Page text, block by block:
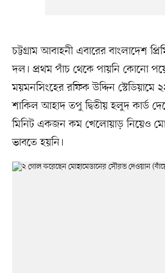
চট্টগ্রাম আবাহনী এবারের বাংলাদেশ
দল। প্রথম পাঁচ থেকে পায়নি কোনো
ময়মনসিংহের রফিক উদ্দিন স্টেডিয়ামে
শাকিল আহাদ তপু দ্বিতীয় হলুদ কার্ড
মিনিট একজন কম খেলোয়াড় নিয়েও
ভাবতে হয়নি।